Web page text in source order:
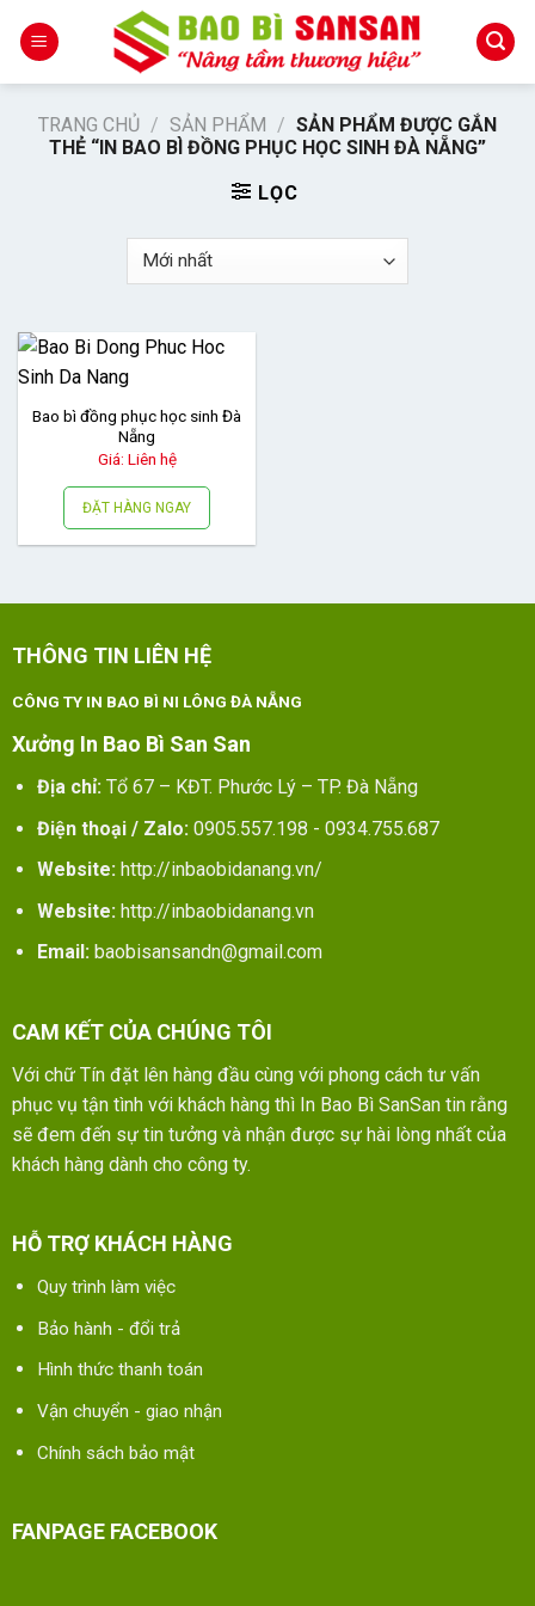
TRANG CHỦ / SẢN PHẨM / SẢN PHẨM ĐƯỢC GẮN
THẺ “IN BAO BÌ ĐỒNG PHỤC HỌC SINH ĐÀ NẴNG”
LỌC
Bao bì đồng phục học sinh Đà
Nẵng
Giá: Liên hệ
ĐẶT HÀNG NGAY
THÔNG TIN LIÊN HỆ
CÔNG TY IN BAO BÌ NI LÔNG ĐÀ NẴNG
Xưởng In Bao Bì San San
Địa chỉ:Tổ 67 – KĐT. Phước Lý – TP. Đà Nẵng
Điện thoại / Zalo:0905.557.198 - 0934.755.687
Website: http://inbaobidanang.vn/
Website: http://inbaobidanang.vn
Email:baobisansandn@gmail.com
CAM KẾT CỦA CHÚNG TÔI
Với chữ Tín đặt lên hàng đầu cùng với phong cách tư vấn
phục vụ tận tình với khách hàng thì In Bao Bì SanSan tin rằng
sẽ đem đến sự tin tưởng và nhận được sự hài lòng nhất của
khách hàng dành cho công ty.
HỖ TRỢ KHÁCH HÀNG
Quy trình làm việc
Bảo hành - đổi trả
Hình thức thanh toán
Vận chuyển - giao nhận
Chính sách bảo mật
FANPAGE FACEBOOK